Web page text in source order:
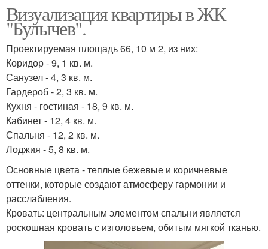
Визуализация квартиры в ЖК
"Булычев".
Проектируемая площадь 66, 10 м 2, из них:
Коридор - 9, 1 кв. м.
Санузел - 4, 3 кв. м.
Гардероб - 2, 3 кв. м.
Кухня - гостиная - 18, 9 кв. м.
Кабинет - 12, 4 кв. м.
Спальня - 12, 2 кв. м.
Лоджия - 5, 8 кв. м.
Основные цвета - теплые бежевые и коричневые
оттенки, которые создают атмосферу гармонии и
расслабления.
Кровать: центральным элементом спальни является
роскошная кровать с изголовьем, обитым мягкой тканью.